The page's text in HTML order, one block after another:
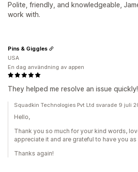
Polite, friendly, and knowledgeable,
work with.
They helped me resolve an issue quickly!
Pins & Giggles
USA
En dag användning av appen
Squadkin Technologies Pvt Ltd svarade 9 juli
Hello,
Thank you so much for your kind words,
appreciate it and are grateful to have you
Thanks again!